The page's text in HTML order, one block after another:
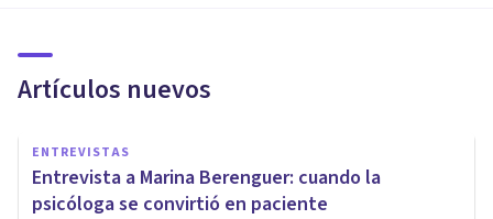
Artículos nuevos
ENTREVISTAS
Entrevista a Marina Berenguer: cuando la
psicóloga se convirtió en paciente